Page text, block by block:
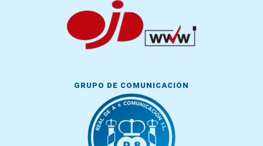
GRUPO DE COMUNICACIÓN